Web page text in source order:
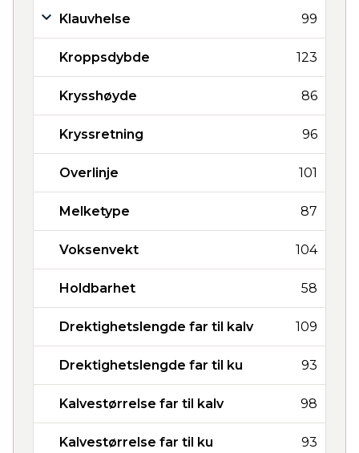
Klauvhelse 99
Kroppsdybde 123
Krysshøyde 86
Kryssretning 96
Overlinje 101
Melketype 87
Voksenvekt 104
Holdbarhet 58
Drektighetslengde far til kalv 109
Drektighetslengde far til ku 93
Kalvestørrelse far til kalv 98
Kalvestørrelse far til ku 93